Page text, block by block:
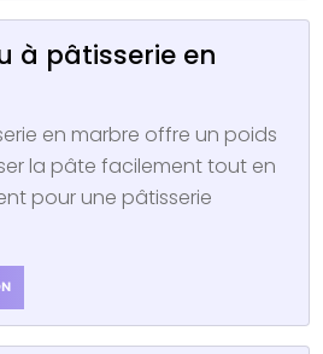
à pâtisserie en
en marbre offre un poids
la pâte facilement tout en
pour une pâtisserie